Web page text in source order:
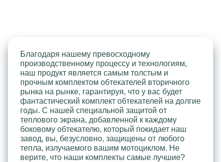
Благодаря нашему превосходному
производственному процессу и технологиям,
наш продукт является самым толстым и
прочным комплектом обтекателей вторичного
рынка на рынке, гарантируя, что у вас будет
фантастический комплект обтекателей на долгие
годы. С нашей специальной защитой от
теплового экрана, добавленной к каждому
боковому обтекателю, который покидает наш
завод, вы, безусловно, защищены от любого
тепла, излучаемого вашим мотоциклом. Не
верите, что наши комплекты самые лучшие?